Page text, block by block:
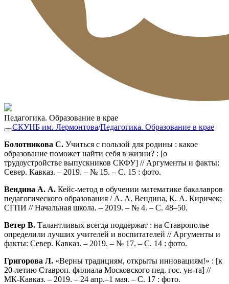
Педагогика. Образование в крае
СКУНБ им. Лермонтова/Педагогика. Образование в крае
Болотникова С. Учиться с пользой для родины : какое
образование поможет найти себя в жизни? : [о
трудоустройстве выпускников СКФУ] // Аргументы и факты:
Север. Кавказ. – 2019. – № 15. – С. 15 : фото.
Вендина А. А. Кейс-метод в обучении математике бакалавров
педагогического образования / А. А. Вендина, К. А. Киричек;
СГПИ // Начальная школа. – 2019. – № 4. – С. 48–50.
Ветер В. Талантливых всегда поддержат : на Ставрополье
определили лучших учителей и воспитателей // Аргументы и
факты: Север. Кавказ. – 2019. – № 17. – С. 14 : фото.
Григорова Л. «Верны традициям, открыты инновациям!» : [к
20-летию Ставроп. филиала Московского пед. гос. ун-та] //
МК-Кавказ. – 2019. – 24 апр.–1 мая. – С. 17 : фото.